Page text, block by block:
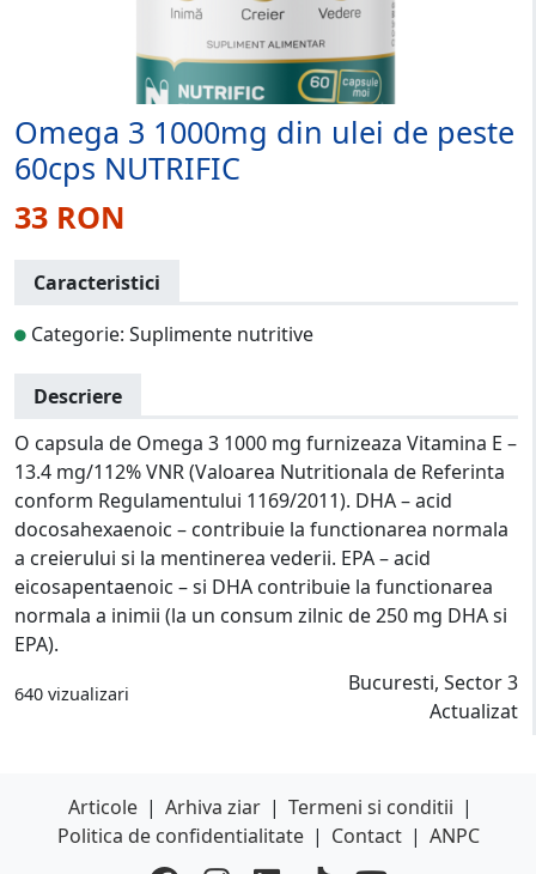
Omega 3 1000mg din ulei de peste
60cps NUTRIFIC
33 RON
Caracteristici
Categorie: Suplimente nutritive
Descriere
O capsula de Omega 3 1000 mg furnizeaza Vitamina E –
13.4 mg/112% VNR (Valoarea Nutritionala de Referinta
conform Regulamentului 1169/2011). DHA – acid
docosahexaenoic – contribuie la functionarea normala
a creierului si la mentinerea vederii. EPA – acid
eicosapentaenoic – si DHA contribuie la functionarea
normala a inimii (la un consum zilnic de 250 mg DHA si
EPA).
640 vizualizari
Bucuresti, Sector 3
Actualizat
Articole | Arhiva ziar | Termeni si conditii |
Politica de confidentialitate | Contact | ANPC